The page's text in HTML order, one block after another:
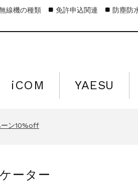
iCOM YAESU
線機の種類 免許申込関連 防塵防
ャンペーン15%off
ーン10%off
ンペーン15%off
ーター